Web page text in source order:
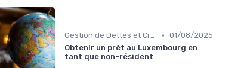
Gestion de Dettes et Crédits • 01/08/2025
Obtenir un prêt au Luxembourg en
tant que non-résident